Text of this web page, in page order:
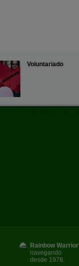
Voluntariado
Rainbow Warrior
navegando
desde 1978.